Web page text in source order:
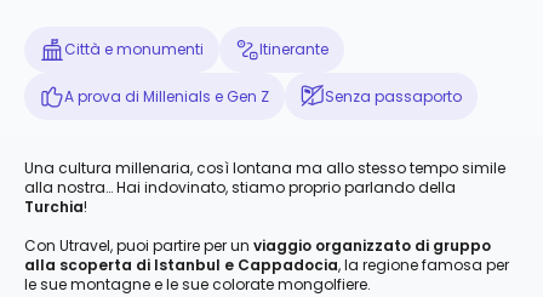
Città e monumenti Itinerante
A prova di Millenials e Gen Z Senza passaporto
Una cultura millenaria, così lontana ma allo stesso tempo simile
alla nostra… Hai indovinato, stiamo proprio parlando della
Turchia!
Con Utravel, puoi partire per un viaggio organizzato di gruppo
alla scoperta di Istanbul e Cappadocia, la regione famosa per
le sue montagne e le sue colorate mongolfiere.